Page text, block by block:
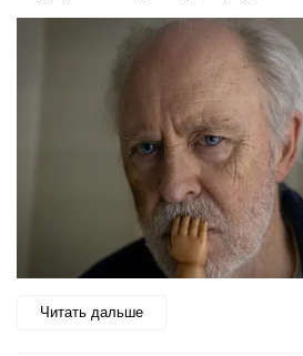
Читать дальше